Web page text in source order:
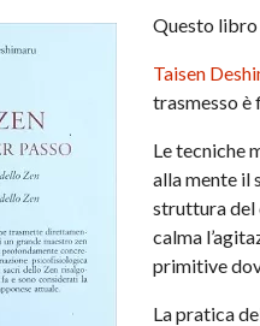
Questo libro
Taisen
trasmesso è
Le tecniche
alla mente il
struttura del
calma
primitive
La pratica